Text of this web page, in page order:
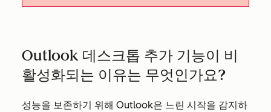
Outlook 데스크톱 추가 기능이 비
활성화되는 이유는 무엇인가요?
성능을 보존하기 위해 Outlook은 느린 시작을 감지하